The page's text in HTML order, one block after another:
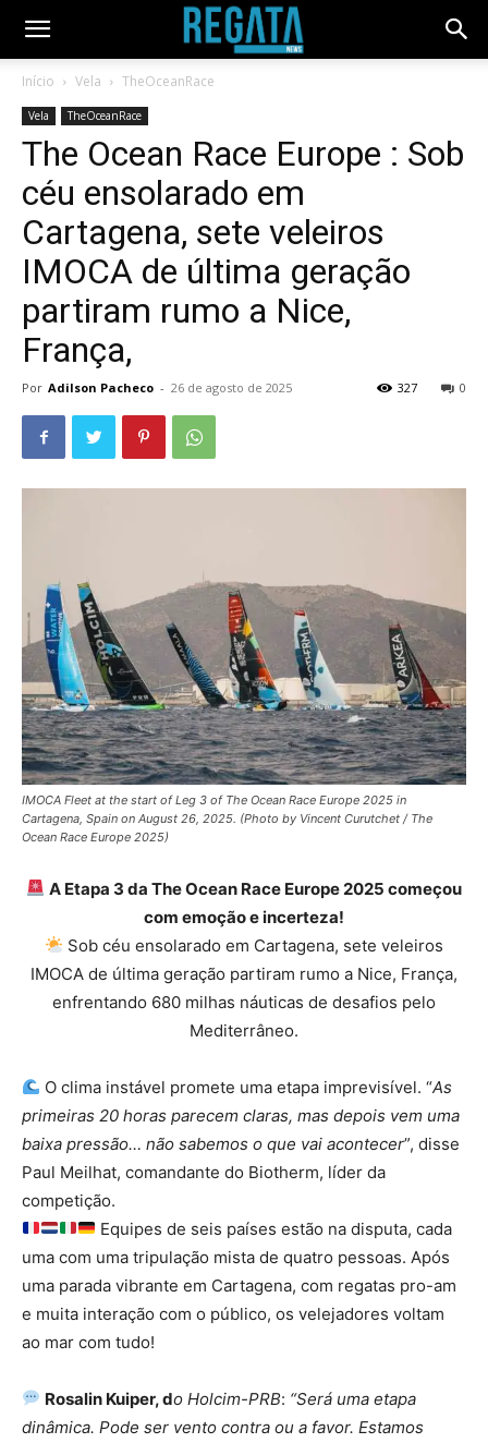
Início Vela TheOceanRace
Vela TheOceanRace
The Ocean Race Europe : Sob
céu ensolarado em
Cartagena, sete veleiros
IMOCA de última geração
partiram rumo a Nice,
França,
Por Adilson Pacheco - 26 de agosto de 2025 0
327
IMOCA Fleet at the start of Leg 3 of The Ocean Race Europe 2025 in
Cartagena, Spain on August 26, 2025. (Photo by Vincent Curutchet / The
Ocean Race Europe 2025)
A Etapa 3 da The Ocean Race Europe 2025 começou
com emoção e incerteza!
Sob céu ensolarado em Cartagena, sete veleiros
IMOCA de última geração partiram rumo a Nice, França,
enfrentando 680 milhas náuticas de desafios pelo
Mediterrâneo.
O clima instável promete uma etapa imprevisível. “As
primeiras 20 horas parecem claras, mas depois vem uma
baixa pressão… não sabemos o que vai acontecer”, disse
Paul Meilhat, comandante do Biotherm, líder da
competição.
Equipes de seis países estão na disputa, cada
uma com uma tripulação mista de quatro pessoas. Após
uma parada vibrante em Cartagena, com regatas pro-am
e muita interação com o público, os velejadores voltam
ao mar com tudo!
Rosalin Kuiper, do Holcim-PRB: “Será uma etapa
dinâmica. Pode ser vento contra ou a favor. Estamos